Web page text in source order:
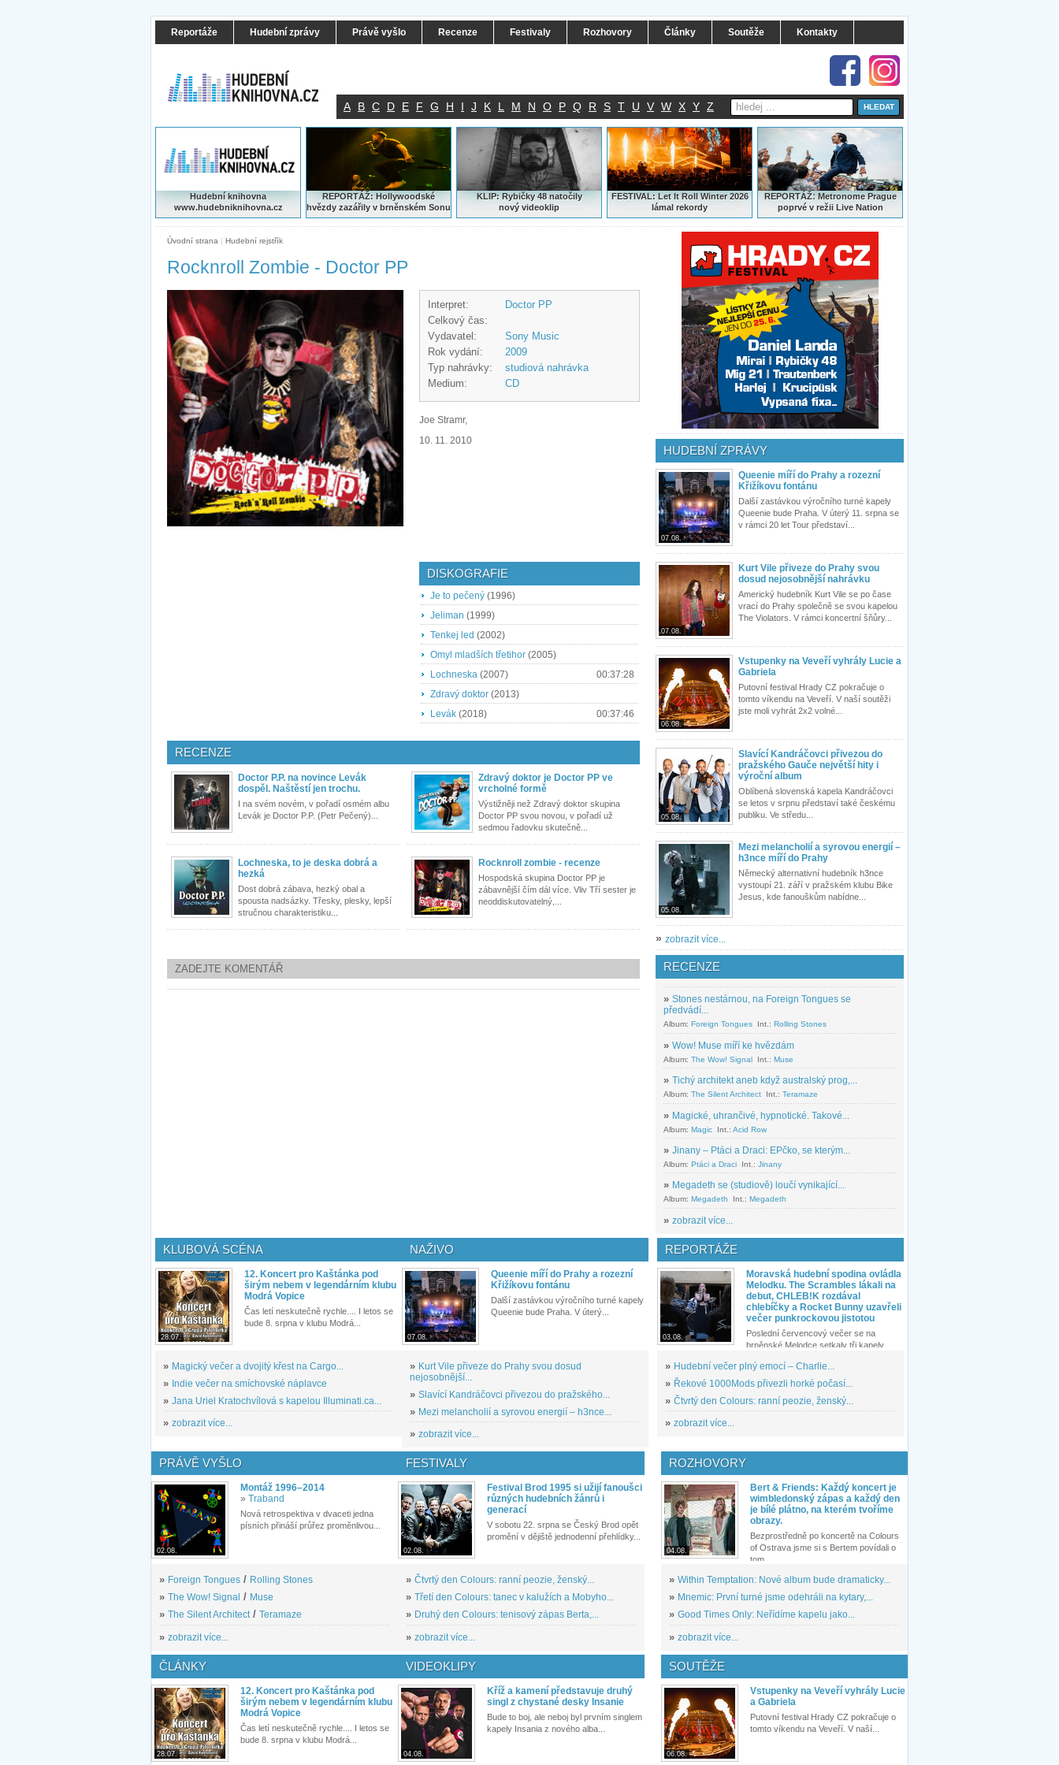
Reportáže Hudební zprávy Právě vyšlo Recenze Festivaly Rozhovory Články Soutěže Kontakty
A B C D E F G H I J K L M N O P Q R S T U V W X Y Z
Hudební knihovna
www.hudebniknihovna.cz
REPORTÁŽ: Hollywoodské
hvězdy zazářily v brněnském Sonu
KLIP: Rybičky 48 natočily
nový videoklip
FESTIVAL: Let It Roll Winter 2026
lámal rekordy
REPORTÁŽ:Metronome Prague
poprvé v režii Live Nation
Úvodní strana | Hudební rejstřík
Rocknroll Zombie - Doctor PP
Interpret:
Doctor PP
Celkový čas:
Vydavatel:
Sony Music
Rok vydání:
2009
Typ nahrávky:
studiová nahrávka
Medium:
CD
Joe Stramr,
10. 11. 2010
DISKOGRAFIE
Je to pečený (1996)
Jeliman (1999)
Tenkej led (2002)
Omyl mladších třetihor (2005)
Lochneska (2007)
00:37:28
Zdravý doktor (2013)
Levák (2018) 00:37:46
RECENZE
Doctor P.P. na novince Levák
dospěl. Naštěstí jen trochu.
I na svém novém, v pořadí osmém albu
Levák je Doctor P.P. (Petr Pečený)...
Zdravý doktor je Doctor PP ve
vrcholné formě
Výstižněji než Zdravý doktor skupina
Doctor PP svou novou, v pořadí už
sedmou řadovku skutečně...
Lochneska, to je deska dobrá a
hezká
Dost dobrá zábava, hezký obal a
spousta nadsázky. Třesky, plesky, lepší
stručnou charakteristiku...
Rocknroll zombie - recenze
Hospodská skupina Doctor PP je
zábavnější čím dál více. Vliv Tří sester je
neoddiskutovatelný,...
ZADEJTE KOMENTÁŘ
HUDEBNÍ ZPRÁVY
07.08.
Queenie míří do Prahy a rozezní
Křižíkovu fontánu
Další zastávkou výročního turné kapely
Queenie bude Praha. V úterý 11. srpna se
v rámci 20 let Tour představí...
07.08.
Kurt Vile přiveze do Prahy svou
dosud nejosobnější nahrávku
Americký hudebník Kurt Vile se po čase
vrací do Prahy společně se svou kapelou
The Violators. V rámci koncertní šňůry...
06.08.
Vstupenky na Veveří vyhrály Lucie a
Gabriela
Putovní festival Hrady CZ pokračuje o
tomto víkendu na Veveří. V naší soutěži
jste moli vyhrát 2x2 volné...
05.08.
Slavící Kandráčovci přivezou do
pražského Gauče největší hity i
výroční album
Oblíbená slovenská kapela Kandráčovci
se letos v srpnu představí také českému
publiku. Ve středu...
05.08.
Mezi melancholií a syrovou energií –
h3nce míří do Prahy
Německý alternativní hudebník h3nce
vystoupí 21. září v pražském klubu Bike
Jesus, kde fanouškům nabídne...
» zobrazit více...
RECENZE
» Stones nestárnou, na Foreign Tongues se
předvádí...
Album: Foreign Tongues Int.: Rolling Stones
» Wow! Muse míří ke hvězdám
Album: The Wow! Signal Int.: Muse
» Tichý architekt aneb když australský prog,...
Album: The Silent Architect Int.: Teramaze
» Magické, uhrančivé, hypnotické. Takové...
Album: Magic Int.: Acid Row
» Jinany – Ptáci a Draci: EPčko, se kterým...
Album: Ptáci a Draci Int.: Jinany
» Megadeth se (studiově) loučí vynikající...
Album: Megadeth Int.: Megadeth
» zobrazit více...
KLUBOVÁ SCÉNA
28.07.
12. Koncert pro Kaštánka pod
širým nebem v legendárním klubu
Modrá Vopice
Čas letí neskutečně rychle.... I letos se
bude 8. srpna v klubu Modrá...
» Magický večer a dvojitý křest na Cargo...
» Indie večer na smíchovské náplavce
» Jana Uriel Kratochvílová s kapelou Illuminati.ca...
» zobrazit více...
NAŽIVO
07.08.
Queenie míří do Prahy a rozezní
Křižíkovu fontánu
Další zastávkou výročního turné kapely
Queenie bude Praha. V úterý...
» Kurt Vile přiveze do Prahy svou dosud
nejosobnější...
» Slavící Kandráčovci přivezou do pražského...
» Mezi melancholií a syrovou energií – h3nce...
» zobrazit více...
REPORTÁŽE
03.08.
Moravská hudební spodina ovládla
Melodku. The Scrambles lákali na
debut, CHLEB!K rozdával
chlebíčky a Rocket Bunny uzavřeli
večer punkrockovou jistotou
Poslední červencový večer se na
brněnské Melodce setkaly tři kapely...
» Hudební večer plný emocí – Charlie...
» Řekové 1000Mods přivezli horké počasí...
» Čtvrtý den Colours: ranní peozie, ženský...
» zobrazit více...
PRÁVĚ VYŠLO
02.08.
Montáž 1996–2014
» Traband
Nová retrospektiva v dvaceti jedna
písních přináší průřez proměnlivou...
» Foreign Tongues / Rolling Stones
» The Wow! Signal / Muse
» The Silent Architect/ Teramaze
» zobrazit více...
FESTIVALY
02.08.
Festival Brod 1995 si užijí fanoušci
různých hudebních žánrů i
generací
V sobotu 22. srpna se Český Brod opět
promění v dějiště jednodenní přehlídky...
» Čtvrtý den Colours: ranní peozie, ženský...
» Třetí den Colours: tanec v kalužích a Mobyho...
» Druhý den Colours: tenisový zápas Berta,...
» zobrazit více...
ROZHOVORY
04.08.
Bert & Friends: Každý koncert je
wimbledonský zápas a každý den
je bílé plátno, na kterém tvoříme
obrazy.
Bezprostředně po koncertě na Colours
of Ostrava jsme si s Bertem povídali o
tom,...
» Within Temptation: Nové album bude dramaticky...
» Mnemic: První turné jsme odehráli na kytary,...
» Good Times Only: Neřídíme kapelu jako...
» zobrazit více...
ČLÁNKY
28.07.
12. Koncert pro Kaštánka pod
širým nebem v legendárním klubu
Modrá Vopice
Čas letí neskutečně rychle.... I letos se
bude 8. srpna v klubu Modrá...
VIDEOKLIPY
04.08.
Kříž a kamení představuje druhý
singl z chystané desky Insanie
Bude to boj, ale neboj byl prvním singlem
kapely Insania z nového alba...
SOUTĚŽE
06.08.
Vstupenky na Veveří vyhrály Lucie
a Gabriela
Putovní festival Hrady CZ pokračuje o
tomto víkendu na Veveří. V naší...